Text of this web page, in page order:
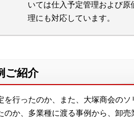
いては仕入予定管理および
理にも対応しています。
ご紹介
を行ったのか、また、大塚商会の
のか、多業種に渡る事例から、卸売